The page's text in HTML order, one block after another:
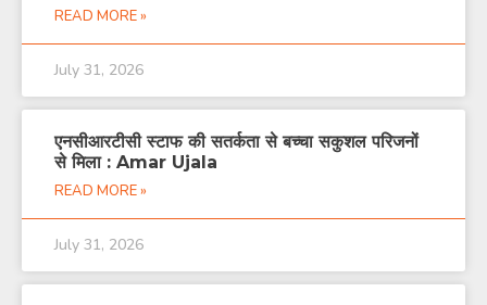
READ MORE »
July 31, 2026
एनसीआरटीसी स्टाफ की सतर्कता से बच्चा सकुशल परिजनों
से मिला : Amar Ujala
READ MORE »
July 31, 2026